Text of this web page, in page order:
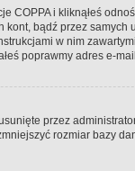
COPPA i kliknąłeś
bądź przez samych
w nim
poprawmy adres e-
przez
rozmiar bazy